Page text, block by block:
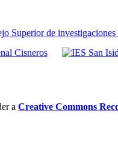
a Creative Commons